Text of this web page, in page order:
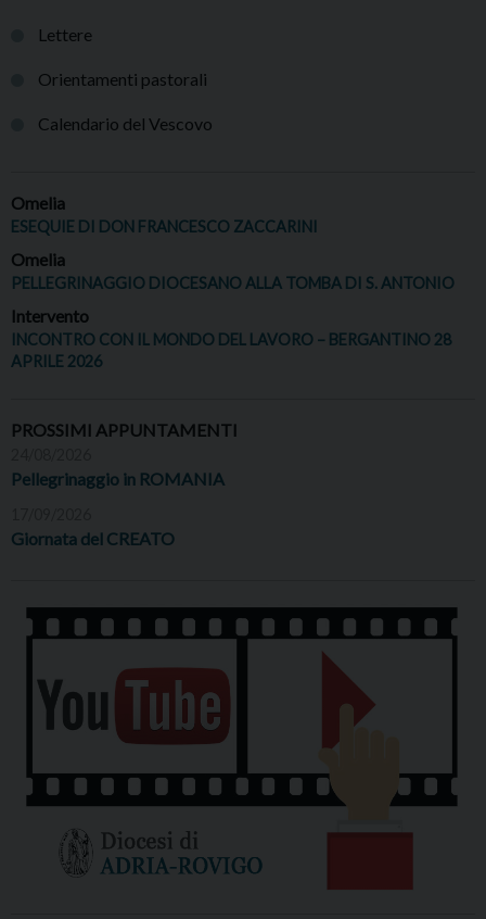
Lettere
Orientamenti pastorali
Calendario del Vescovo
Omelia
ESEQUIE DI DON FRANCESCO ZACCARINI
Omelia
PELLEGRINAGGIO DIOCESANO ALLA TOMBA DI S. ANTONIO
Intervento
INCONTRO CON IL MONDO DEL LAVORO – BERGANTINO 28
APRILE 2026
PROSSIMI APPUNTAMENTI
Pellegrinaggio in ROMANIA
Giornata del CREATO